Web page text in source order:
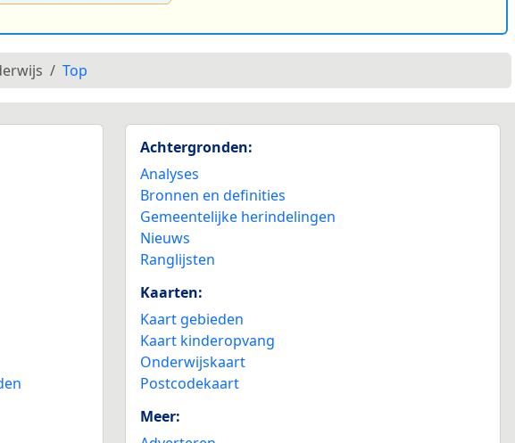
Top
Achtergronden:
Analyses
Bronnen en definities
Gemeentelijke herindelingen
Nieuws
Ranglijsten
Kaarten:
Kaart gebieden
Kaart kinderopvang
Onderwijskaart
Postcodekaart
Meer: